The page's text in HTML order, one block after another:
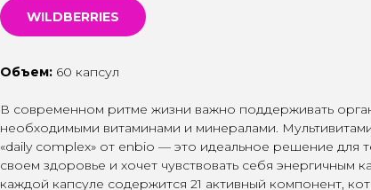
WILDBERRIES
Объем: 60 капсул
В современном ритме жизни важно поддерживать
необходимыми витаминами и минералами.
«daily complex» от enbio — это идеальное решение для
своем здоровье и хочет чувствовать себя энергичным
каждой капсуле содержится 21 активный компонент,